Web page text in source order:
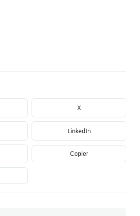
X
LinkedIn
Copier